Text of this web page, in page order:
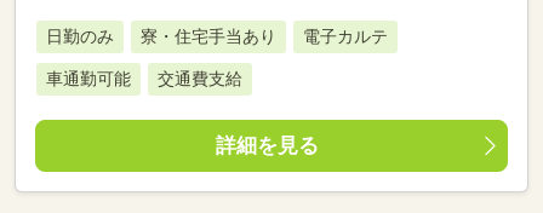
日勤のみ 寮・住宅手当あり 電子カルテ
車通勤可能 交通費支給
詳細を見る